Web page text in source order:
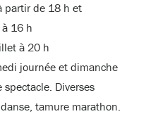
partir de 18 h et
16 h
à 20 h
journée et dimanche
Diverses
tamure marathon.